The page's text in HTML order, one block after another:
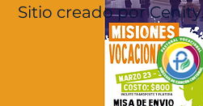
Sitio creado por